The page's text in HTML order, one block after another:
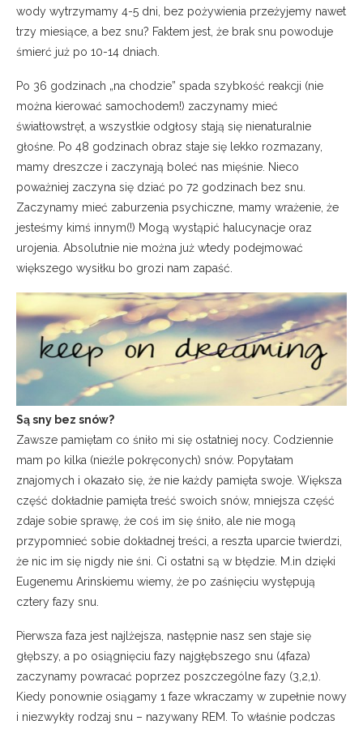
wody wytrzymamy 4-5 dni, bez pożywienia przeżyjemy nawet
trzy miesiące, a bez snu? Faktem jest, że brak snu powoduje
śmierć już po 10-14 dniach.
Po 36 godzinach „na chodzie” spada szybkość reakcji (nie
można kierować samochodem!) zaczynamy mieć
światłowstręt, a wszystkie odgłosy stają się nienaturalnie
głośne. Po 48 godzinach obraz staje się lekko rozmazany,
mamy dreszcze i zaczynają boleć nas mięśnie. Nieco
poważniej zaczyna się dziać po 72 godzinach bez snu.
Zaczynamy mieć zaburzenia psychiczne, mamy wrażenie, że
jesteśmy kimś innym(!) Mogą wystąpić halucynacje oraz
urojenia. Absolutnie nie można już wtedy podejmować
większego wysiłku bo grozi nam zapaść.
Są sny bez snów?
Zawsze pamiętam co śniło mi się ostatniej nocy. Codziennie
mam po kilka (nieźle pokręconych) snów. Popytałam
znajomych i okazało się, że nie każdy pamięta swoje. Większa
część dokładnie pamięta treść swoich snów, mniejsza część
zdaje sobie sprawę, że coś im się śniło, ale nie mogą
przypomnieć sobie dokładnej treści, a reszta uparcie twierdzi,
że nic im się nigdy nie śni. Ci ostatni są w błędzie. M.in dzięki
Eugenemu Arinskiemu wiemy, że po zaśnięciu występują
cztery fazy snu.
Pierwsza faza jest najlżejsza, następnie nasz sen staje się
głębszy, a po osiągnięciu fazy najgłębszego snu (4faza)
zaczynamy powracać poprzez poszczególne fazy (3,2,1).
Kiedy ponownie osiągamy 1 faze wkraczamy w zupełnie nowy
i niezwykły rodzaj snu – nazywany REM. To właśnie podczas